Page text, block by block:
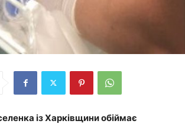
із Харківщини обіймає